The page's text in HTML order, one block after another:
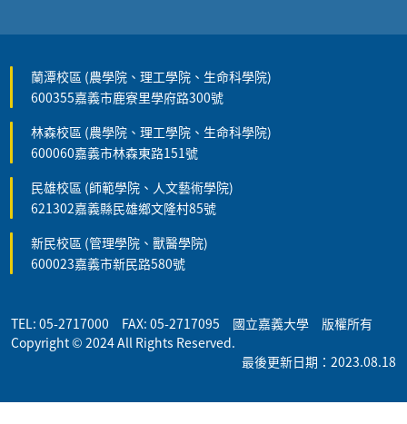
蘭潭校區 (農學院、理工學院、生命科學院)
600355嘉義市鹿寮里學府路300號
林森校區 (農學院、理工學院、生命科學院)
600060嘉義市林森東路151號
民雄校區 (師範學院、人文藝術學院)
621302嘉義縣民雄鄉文隆村85號
新民校區 (管理學院、獸醫學院)
600023嘉義市新民路580號
TEL: 05-2717000 FAX: 05-2717095 國立嘉義大學 版權所有
Copyright © 2024 All Rights Reserved.
最後更新日期：2023.08.18